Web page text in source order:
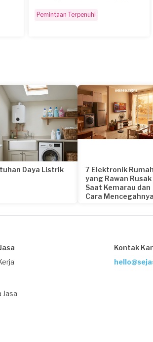
Pemintaan Terpenuhi
Daya Listrik
7 Elektronik Rumah
yang Rawan Rusak
Saat Kemarau dan
Cara Mencegahnya
Jasa
Kontak